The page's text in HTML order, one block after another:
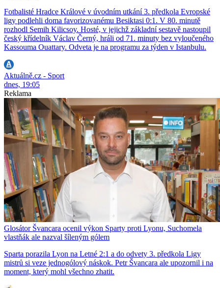
Fotbalisté Hradce Králové v úvodním utkání 3. předkola Evropské
ligy podlehli doma favorizovanému Besiktasi 0:1. V 80. minutě
rozhodl Semih Kilicsoy. Hosté, v jejichž základní sestavě nastoupil
český křídelník Václav Černý, hráli od 71. minuty bez vyloučeného
Kassouma Ouattary. Odveta je na programu za týden v Istanbulu.
Aktuálně.cz - Sport
dnes, 19:05
Reklama
Glosátor Švancara ocenil výkon Sparty proti Lyonu, Suchomela
vlastňák ale nazval šíleným gólem
Sparta porazila Lyon na Letné 2:1 a do odvety 3. předkola Ligy
mistrů si veze jednogólový náskok. Petr Švancara ale upozornil i na
moment, který mohl všechno zhatit.